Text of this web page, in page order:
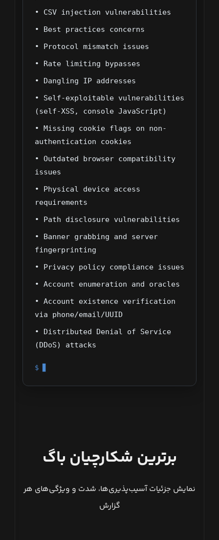
• CSV injection vulnerabilities
• Best practices concerns
• Protocol mismatch issues
• Rate limiting bypasses
• Dangling IP addresses
• Self-exploitable vulnerabilities
(self-XSS, console JavaScript)
• Missing cookie flags on non-
authentication cookies
• Outdated browser compatibility
issues
• Physical device access
requirements
• Path disclosure vulnerabilities
• Banner grabbing and server
fingerprinting
• Privacy policy compliance issues
• Account enumeration and oracles
• Account existence verification
via phone/email/UUID
• Distributed Denial of Service
(DDoS) attacks
$ ▊
برترین شکارچیان باگ
نمایش جزئیات آسیب‌پذیری‌ها، شدت و ویژگی‌های هر
گزارش